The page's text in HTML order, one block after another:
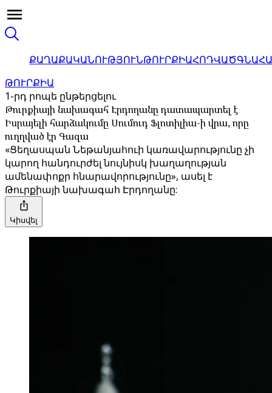
ՔԱՂԱՔԱԿԱՆՈՒԹՅՈՒՆԹՈՒՐՔԻԱՀՈԴՎԱԾ
ԹՈՒՐՔԻԱ
1-րդ րոպե ընթերցելու
Թուրքիայի նախագահ Էրդողանը դատապարտել է
Իսրայելի հարձակումը Սումուդ Ֆլոտիլիա-ի վրա, որը
ուղղված էր Գազա
«Ցեղասպան Նեթանյահուի կառավարությունը չի
կարող հանդուրժել նույնիսկ խաղաղության
ամենափոքր հնարավորությունը», ասել է
Թուրքիայի նախագահ Էրդողանը:
Կիսվել